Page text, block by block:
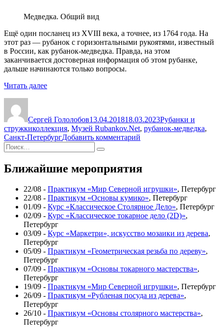
Медведка. Общий вид
Ещё один посланец из XVIII века, а точнее, из 1764 года. На
этот раз — рубанок с горизонтальными рукоятями, известный
в России, как рубанок-медведка. Правда, на этом
заканчивается достоверная информация об этом рубанке,
дальше начинаются только вопросы.
Читать далее«Необычный
Сергей Гололобов13.04.201818.03.2023Рубанки и
стружкиМетки
коллекция, Музей Rubankov.Net, рубанок-медведка,
Санкт-ПетербургДобавить комментарий
медведка
Искать:
Поиск
Ближайшие мероприятия
22/08 - Практикум «Мир Северной игрушки», Петербург
22/08 - Практикум «Основы кумико», Петербург
01/09 - Курс «Классическое Столярное Дело», Петербург
02/09 - Курс «Классическое токарное дело (2D)»,
Петербург
03/09 - Курс «Маркетри», искусство мозаики из дерева,
Петербург
05/09 - Практикум «Геометрическая резьба по дереву»,
Петербург
07/09 - Практикум «Основы токарного мастерства»,
Петербург
19/09 - Практикум «Мир Северной игрушки», Петербург
26/09 - Практикум «Рубленая посуда из дерева»,
Петербург
26/10 - Практикум «Основы столярного мастерства»,
Петербург